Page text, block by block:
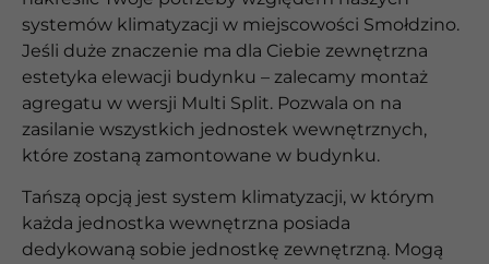
systemów klimatyzacji w miejscowości Smołdzino.
Jeśli duże znaczenie ma dla Ciebie zewnętrzna
estetyka elewacji budynku – zalecamy montaż
agregatu w wersji Multi Split. Pozwala on na
zasilanie wszystkich jednostek wewnętrznych,
które zostaną zamontowane w budynku.
Tańszą opcją jest system klimatyzacji, w którym
każda jednostka wewnętrzna posiada
dedykowaną sobie jednostkę zewnętrzną. Mogą